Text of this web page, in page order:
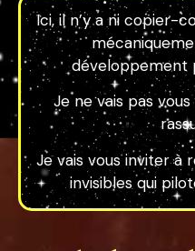
Ici, il n’y a ni copier-
développement
Je ne vais pas
Je vais vous inviter à
invisibles qui